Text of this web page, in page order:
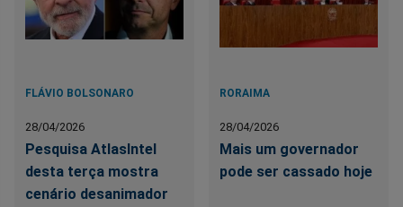
FLÁVIO BOLSONARO
28/04/2026
Pesquisa AtlasIntel
desta terça mostra
cenário desanimador
RORAIMA
28/04/2026
Mais um governador
pode ser cassado hoje